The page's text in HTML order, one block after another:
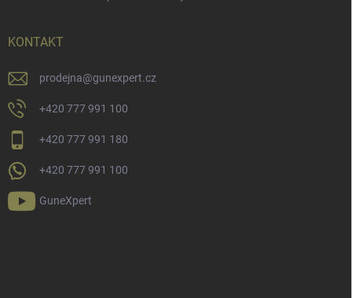
KONTAKT
prodejna@gunexpert.cz
+420 777 991 100
+420 777 991 180
+420 777 991 100
GuneXpert